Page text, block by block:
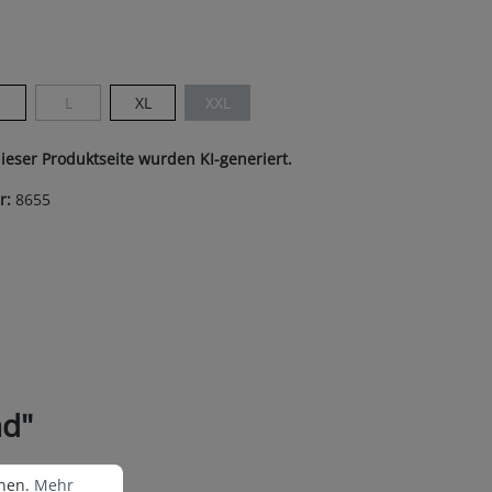
zurzeit nicht verfügbar.)
L
(Diese Option ist zurzeit nicht verfügbar.)
XL XXL
(Diese Option ist zurzeit nicht verfügbar.)
Produktseite wurden KI-generiert.
8655
Mehr Informationen ...
Mehr